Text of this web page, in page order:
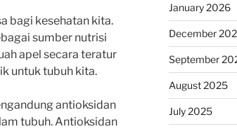
bagi kesehatan kita.
sumber nutrisi
apel secara teratur
untuk tubuh kita.
antioksidan
tubuh. Antioksidan
January 2026
December
September
August 2025
July 2025